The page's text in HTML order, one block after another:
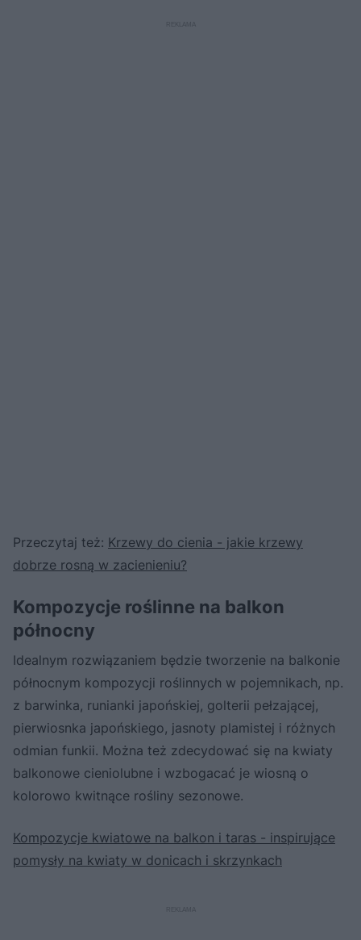
Przeczytaj też: Krzewy do cienia - jakie krzewy
dobrze rosną w zacienieniu?
Kompozycje roślinne na balkon
północny
Idealnym rozwiązaniem będzie tworzenie na balkonie
północnym kompozycji roślinnych w pojemnikach, np.
z barwinka, runianki japońskiej, golterii pełzającej,
pierwiosnka japońskiego, jasnoty plamistej i różnych
odmian funkii. Można też zdecydować się na kwiaty
balkonowe cieniolubne i wzbogacać je wiosną o
kolorowo kwitnące rośliny sezonowe.
Kompozycje kwiatowe na balkon i taras - inspirujące
pomysły na kwiaty w donicach i skrzynkach